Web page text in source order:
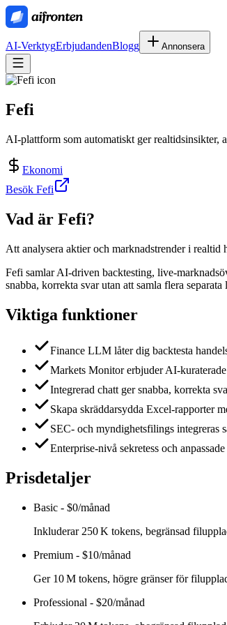
AI-VerktygErbjudandenBlogg Annonsera
Fefi
AI-plattform som automatiskt ger realtidsinsikter,
Ekonomi
Besök Fefi
Vad är Fefi?
Att analysera aktier och marknadstrender i
Fefi samlar AI‑driven backtesting,
snabba, korrekta svar utan att samla flera
Viktiga funktioner
Finance LLM låter dig backtesta
Markets Monitor erbjuder
Integrerad chatt ger snabba, korrekta
Skapa skräddarsydda Excel‑rapporter
SEC‑ och myndighetsfilings integreras
Enterprise‑nivå sekretess och
Prisdetaljer
Basic - $0/månad
Inkluderar 250 K tokens, begränsad
Premium - $10/månad
Ger 10 M tokens, högre gränser för
Professional - $20/månad